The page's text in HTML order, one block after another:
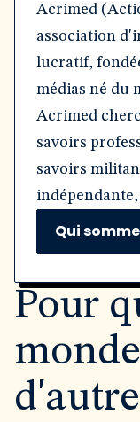
Acrimed
association
lucratif,
médias né du
Acrimed
savoirs
savoirs
Qui
Pour